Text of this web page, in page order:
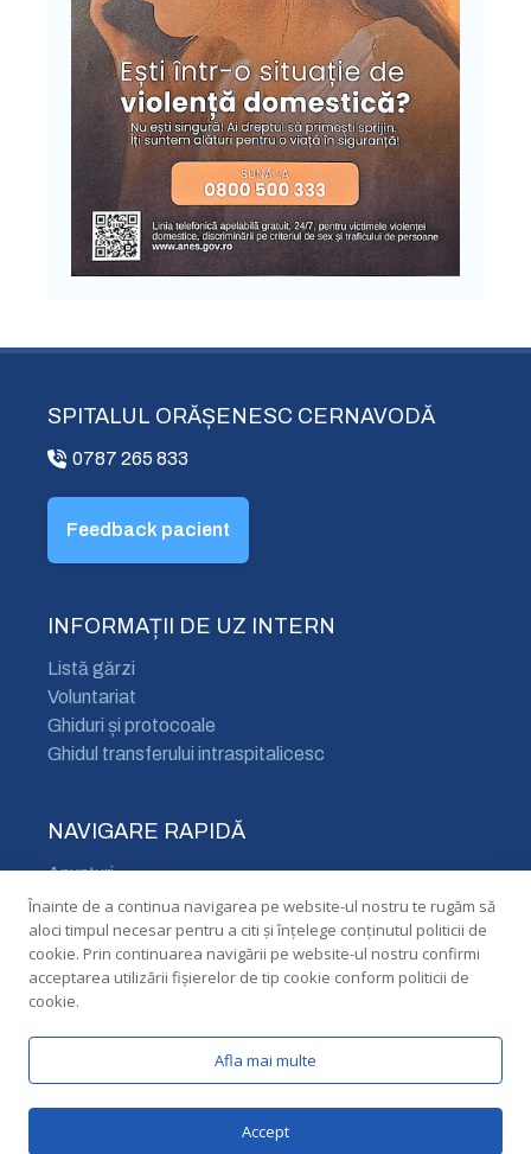
SPITALUL ORĂȘENESC CERNAVODĂ
0787 265 833
Feedback pacient
INFORMAȚII DE UZ INTERN
Listă gărzi
Voluntariat
Ghiduri și protocoale
Ghidul transferului intraspitalicesc
NAVIGARE RAPIDĂ
Anunțuri
Cariere
Declarații de avere și interese
Acces nevăzători
© 2026Spitalul Orășenesc Cernavodă
Înainte de a continua navigarea pe website-ul nostru te rugăm să
aloci timpul necesar pentru a citi și înțelege conținutul politicii de
cookie. Prin continuarea navigării pe website-ul nostru confirmi
acceptarea utilizării fişierelor de tip cookie conform politicii de
cookie.
Afla mai multe
Accept